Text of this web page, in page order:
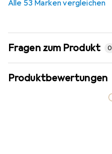
Alle 53 Marken vergleichen
Fragen zum Produkt 0
Produktbewertungen